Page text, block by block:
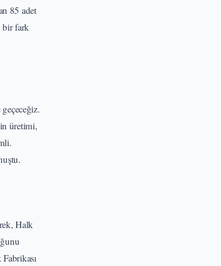
85 adet
bir fark
üretimi,
Halk